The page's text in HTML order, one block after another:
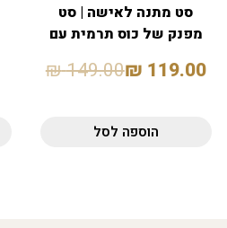
סט מתנה לאישה | סט
מפנק של כוס תרמית עם
119.00
₪
149.00
₪
הוספה לסל